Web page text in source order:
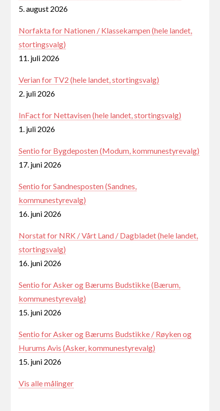
5. august 2026
Norfakta for Nationen / Klassekampen (hele landet,
stortingsvalg)
11. juli 2026
Verian for TV2 (hele landet, stortingsvalg)
2. juli 2026
InFact for Nettavisen (hele landet, stortingsvalg)
1. juli 2026
Sentio for Bygdeposten (Modum, kommunestyrevalg)
17. juni 2026
Sentio for Sandnesposten (Sandnes,
kommunestyrevalg)
16. juni 2026
Norstat for NRK / Vårt Land / Dagbladet (hele landet,
stortingsvalg)
16. juni 2026
Sentio for Asker og Bærums Budstikke (Bærum,
kommunestyrevalg)
15. juni 2026
Sentio for Asker og Bærums Budstikke / Røyken og
Hurums Avis (Asker, kommunestyrevalg)
15. juni 2026
Vis alle målinger